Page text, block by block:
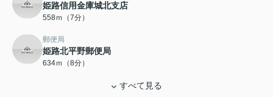
姫路信用金庫城北支店
558ｍ（7分）
郵便局
姫路北平野郵便局
634ｍ（8分）
すべて見る